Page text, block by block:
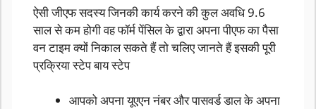
ऐसी जीएफ सदस्य जिनकी कार्य करने की कुल अवधि 9.6
साल से कम होगी वह फॉर्म पेंसिल के द्वारा अपना पीएफ का पैसा
वन टाइम क्यों निकाल सकते हैं तो चलिए जानते हैं इसकी पूरी
प्रक्रिया स्टेप बाय स्टेप
आपको अपना यूएएन नंबर और पासवर्ड डाल के अपना